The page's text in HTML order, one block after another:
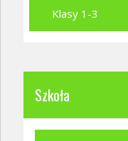
Klasy 1-3
Szkoła